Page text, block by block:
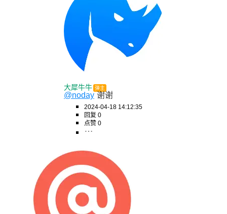
大犀牛牛 弹主
@noday 谢谢
2024-04-18 14:12:35
回复 0
点赞 0